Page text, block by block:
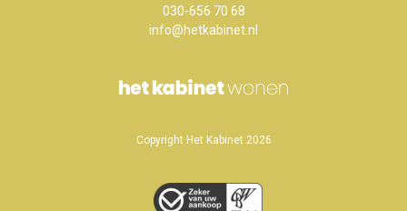
030-656 70 68
info@hetkabinet.nl
Copyright Het Kabinet 2026